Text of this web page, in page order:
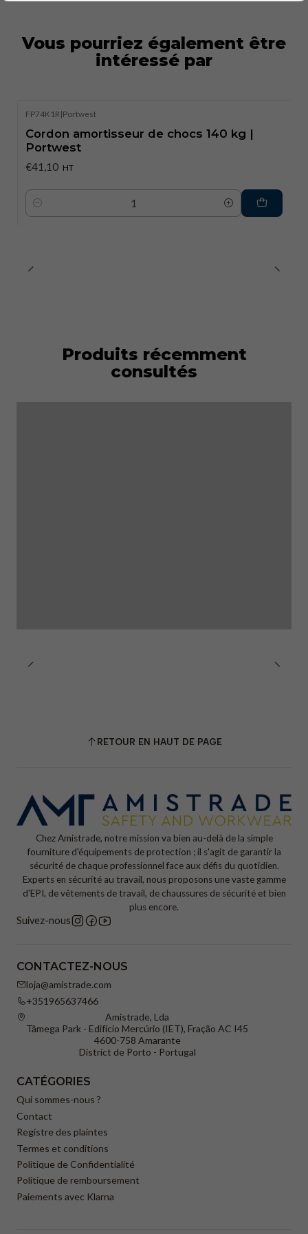
Vous pourriez également être
intéressé par
FP74K1R |Portwest
Cordon amortisseur de chocs 140 kg |
Portwest
€41,10 HT
Quantité
Produits récemment
consultés
RETOUR EN HAUT DE PAGE
Chez Amistrade, notre mission va bien au-delà de la simple
fourniture d'équipements de protection ; il s'agit de garantir la
sécurité de chaque professionnel face aux défis du quotidien.
Experts en sécurité au travail, nous proposons une vaste gamme
d'EPI, de vêtements de travail, de chaussures de sécurité et bien
plus encore.
Suivez-nous
CONTACTEZ-NOUS
loja@amistrade.com
+351965637466
Amistrade, Lda
Tâmega Park - Edifício Mercúrio (IET), Fração AC I45
4600-758 Amarante
District de Porto - Portugal
CATÉGORIES
Qui sommes-nous ?
Contact
Registre des plaintes
Termes et conditions
Politique de Confidentialité
Politique de remboursement
Paiements avec Klarna